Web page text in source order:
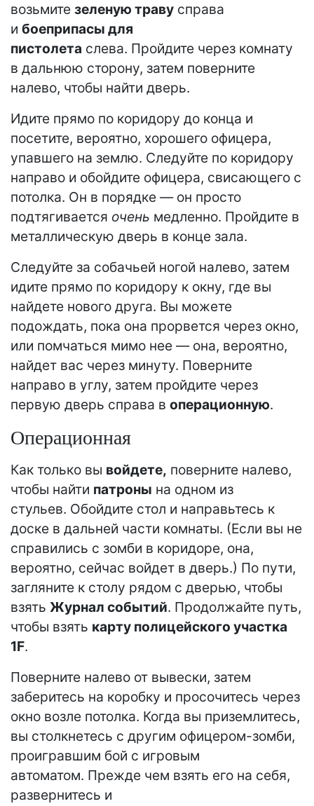
возьмите зеленую траву справа
и боеприпасы для
пистолета слева. Пройдите через комнату
в дальнюю сторону, затем поверните
налево, чтобы найти дверь.
Идите прямо по коридору до конца и
посетите, вероятно, хорошего офицера,
упавшего на землю. Следуйте по коридору
направо и обойдите офицера, свисающего с
потолка. Он в порядке — он просто
подтягивается очень медленно. Пройдите в
металлическую дверь в конце зала.
Следуйте за собачьей ногой налево, затем
идите прямо по коридору к окну, где вы
найдете нового друга. Вы можете
подождать, пока она прорвется через окно,
или помчаться мимо нее — она, вероятно,
найдет вас через минуту. Поверните
направо в углу, затем пройдите через
первую дверь справа в операционную.
Операционная
Как только вы войдете, поверните налево,
чтобы найти патроны на одном из
стульев. Обойдите стол и направьтесь к
доске в дальней части комнаты. (Если вы не
справились с зомби в коридоре, она,
вероятно, сейчас войдет в дверь.) По пути,
загляните к столу рядом с дверью, чтобы
взять Журнал событий. Продолжайте путь,
чтобы взять карту полицейского участка
1F.
Поверните налево от вывески, затем
заберитесь на коробку и просочитесь через
окно возле потолка. Когда вы приземлитесь,
вы столкнетесь с другим офицером-зомби,
проигравшим бой с игровым
автоматом. Прежде чем взять его на себя,
развернитесь и